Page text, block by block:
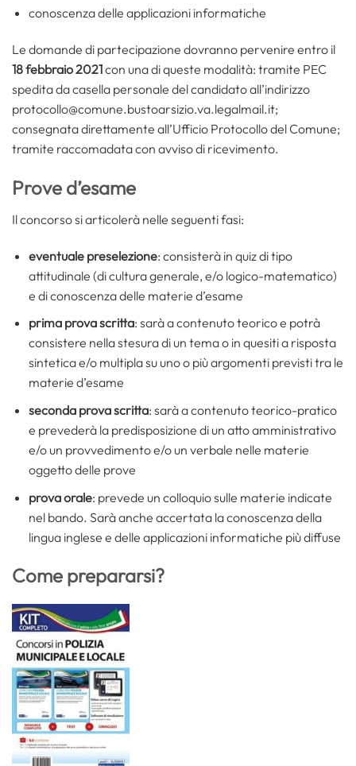
conoscenza delle applicazioni informatiche
Le domande di partecipazione dovranno pervenire entro il
18 febbraio 2021con una di queste modalità: tramite PEC
spedita da casella personale del candidato all’indirizzo
protocollo@comune.bustoarsizio.va.legalmail.it;
consegnata direttamente all’Ufficio Protocollo del Comune;
tramite raccomadata con avviso di ricevimento.
Prove d’esame
Il concorso si articolerà nelle seguenti fasi:
eventuale preselezione: consisterà in quiz di tipo
attitudinale (di cultura generale, e/o logico-matematico)
e di conoscenza delle materie d’esame
prima prova scritta: sarà a contenuto teorico e potrà
consistere nella stesura di un tema o in quesiti a risposta
sintetica e/o multipla su uno o più argomenti previsti tra le
materie d’esame
seconda prova scritta: sarà a contenuto teorico-pratico
e prevederà la predisposizione di un atto amministrativo
e/o un provvedimento e/o un verbale nelle materie
oggetto delle prove
prova orale: prevede un colloquio sulle materie indicate
nel bando. Sarà anche accertata la conoscenza della
lingua inglese e delle applicazioni informatiche più diffuse
Come prepararsi?